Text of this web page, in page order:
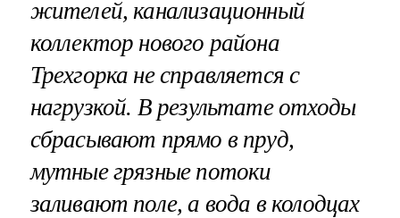
жителей, канализационный
коллектор нового района
Трехгорка не справляется с
нагрузкой. В результате отходы
сбрасывают прямо в пруд,
мутные грязные потоки
заливают поле, а вода в колодцах